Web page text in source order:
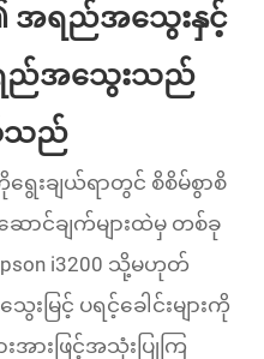
၏ အရည်အသွေးနှင့်
ရည်အသွေးသည်
သည်
ေးချယ်ရာတွင် စိစိမ်စွာစိ
ာင်ချက်များထဲမှ တစ်ခု
i3200 သို့မဟုတ်
ြင့် ပရင့်ခေါင်းများကို
အားဖြင့်အသုံးပြုကြ